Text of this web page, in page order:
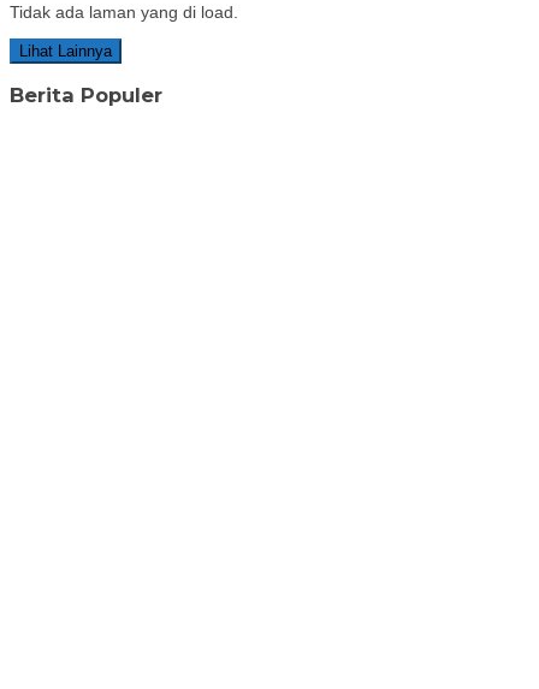
Tidak ada laman yang di load.
Lihat Lainnya
Berita Populer